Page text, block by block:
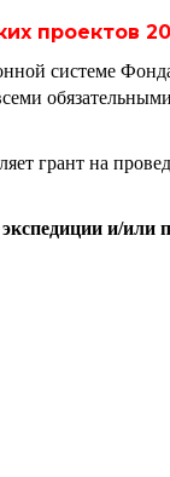
проектов
системе
грант на
и/или